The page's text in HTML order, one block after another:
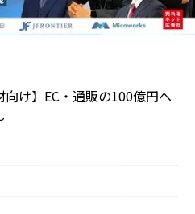
向け】EC・通販の100億円へ